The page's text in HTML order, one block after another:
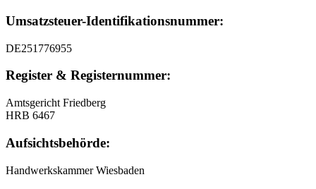
Umsatzsteuer-Identifikationsnummer:
DE251776955
Register & Registernummer:
Amtsgericht Friedberg
HRB 6467
Aufsichtsbehörde:
Handwerkskammer Wiesbaden